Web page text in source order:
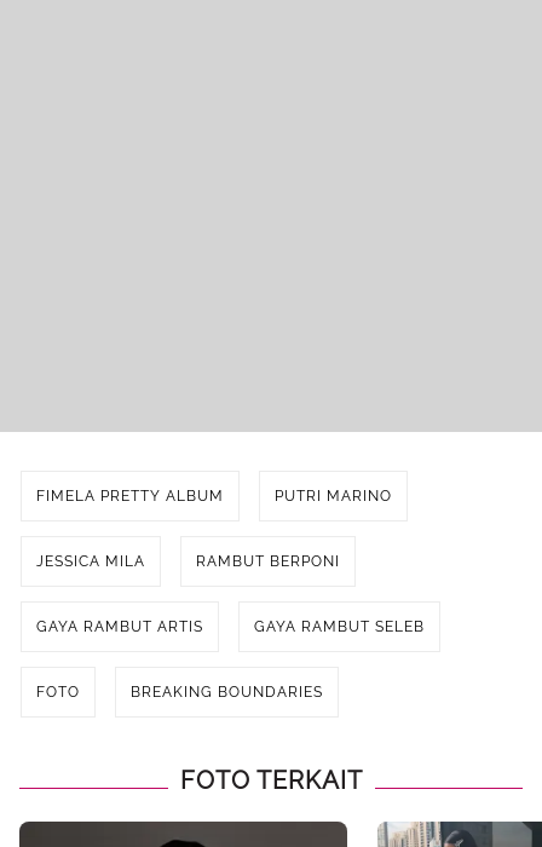
FIMELA PRETTY ALBUM PUTRI MARINO
JESSICA MILA RAMBUT BERPONI
GAYA RAMBUT ARTIS GAYA RAMBUT SELEB
FOTO BREAKING BOUNDARIES
FOTO TERKAIT